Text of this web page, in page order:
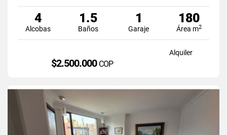
4
Alcobas
1.5
Baños
1
Garaje
180
Área m2
Alquiler
$2.500.000 COP